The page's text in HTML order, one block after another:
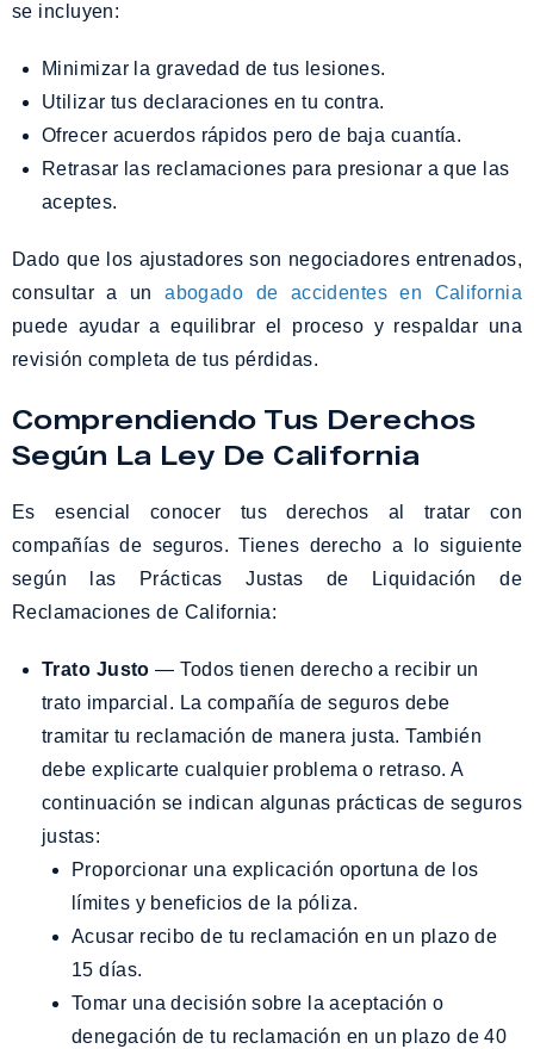
se incluyen:
Minimizar la gravedad de tus lesiones.
Utilizar tus declaraciones en tu contra.
Ofrecer acuerdos rápidos pero de baja cuantía.
Retrasar las reclamaciones para presionar a que las
aceptes.
Dado que los ajustadores son negociadores entrenados,
consultar a unabogado de accidentes en California
puede ayudar a equilibrar el proceso y respaldar una
revisión completa de tus pérdidas.
Comprendiendo Tus Derechos
Según La Ley De California
Es esencial conocer tus derechos al tratar con
compañías de seguros. Tienes derecho a lo siguiente
según las Prácticas Justas de Liquidación de
Reclamaciones de California:
Trato Justo — Todos tienen derecho a recibir un
trato imparcial. La compañía de seguros debe
tramitar tu reclamación de manera justa. También
debe explicarte cualquier problema o retraso. A
continuación se indican algunas prácticas de seguros
justas:
Proporcionar una explicación oportuna de los
límites y beneficios de la póliza.
Acusar recibo de tu reclamación en un plazo de
15 días.
Tomar una decisión sobre la aceptación o
denegación de tu reclamación en un plazo de 40